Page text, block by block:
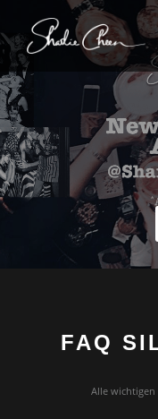
FAQ
Alle wichtigen